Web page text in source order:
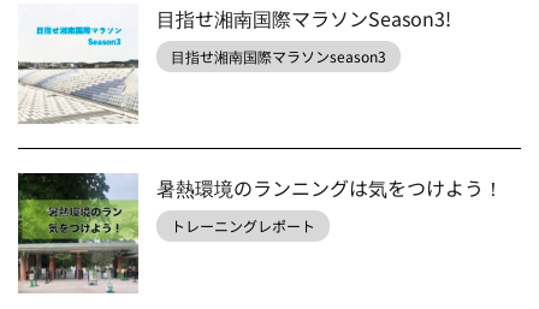
目指せ湘南国際マラソンSeason3!
目指せ湘南国際マラソンseason3
暑熱環境のランニングは気をつけよう！
トレーニングレポート